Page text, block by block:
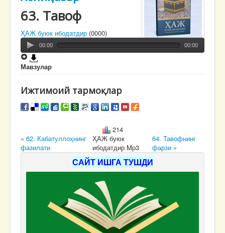
63. Тавоф
ҲАЖ буюк ибодатдир (0000)
00:00 00:00
Мавзулар
Ижтимоий тармоқлар
214
« 62. Кабатуллоҳнинг
фазилати
ҲАЖ буюк
ибодатдир Mp3
64. Тавофнинг
фарзи »
САЙТ ИШГА ТУШДИ